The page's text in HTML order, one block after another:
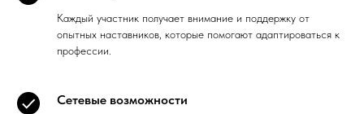
Каждый участник получает внимание и поддержку от
опытных наставников, которые помогают адаптироваться к
профессии.
Сетевые возможности